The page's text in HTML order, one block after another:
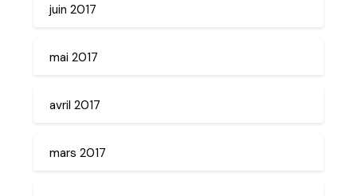
juin 2017
mai 2017
avril 2017
mars 2017